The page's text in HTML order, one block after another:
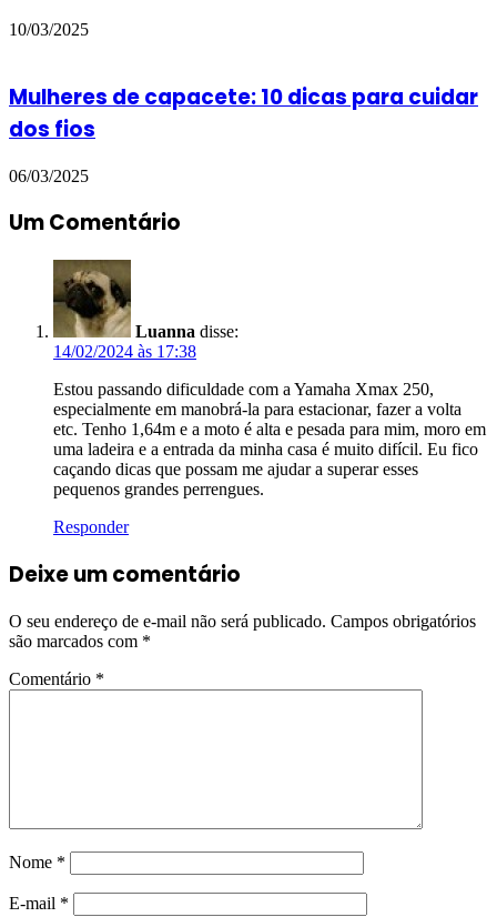
10/03/2025
Mulheres de capacete: 10 dicas para cuidar
dos fios
06/03/2025
Um Comentário
Luanna disse:
14/02/2024 às 17:38
Estou passando dificuldade com a Yamaha Xmax 250,
especialmente em manobrá-la para estacionar, fazer a volta
etc. Tenho 1,64m e a moto é alta e pesada para mim, moro em
uma ladeira e a entrada da minha casa é muito difícil. Eu fico
caçando dicas que possam me ajudar a superar esses
pequenos grandes perrengues.
Responder
Deixe um comentário
O seu endereço de e-mail não será publicado. Campos obrigatórios
são marcados com *
Comentário *
Nome *
E-mail *